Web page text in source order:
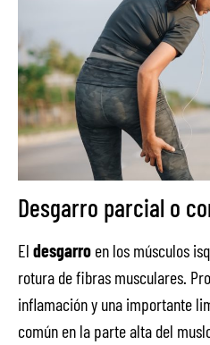
Desgarro parcial o
El desgarro en los músculos
rotura de fibras musculares.
inflamación y una importante
común en la parte alta del